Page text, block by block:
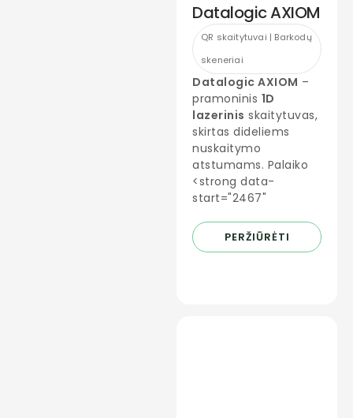
Datalogic AXIOM
QR skaitytuvai | Barkodų
skeneriai
Datalogic AXIOM –
pramoninis 1D
lazerinis skaitytuvas,
skirtas dideliems
nuskaitymo
atstumams. Palaiko
<strong data-
start="2467"
PERŽIŪRĖTI